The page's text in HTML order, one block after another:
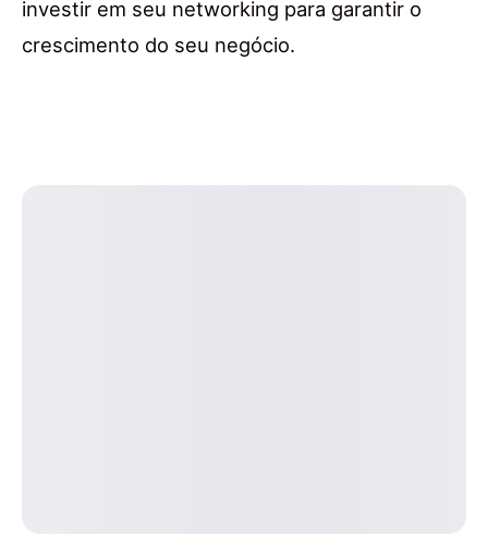
investir em seu networking para garantir o
crescimento do seu negócio.